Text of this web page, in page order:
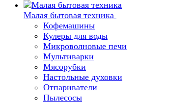
Малая бытовая техника
Кофемашины
Кулеры для воды
Микроволновые печи
Мультиварки
Мясорубки
Настольные духовки
Отпариватели
Пылесосы